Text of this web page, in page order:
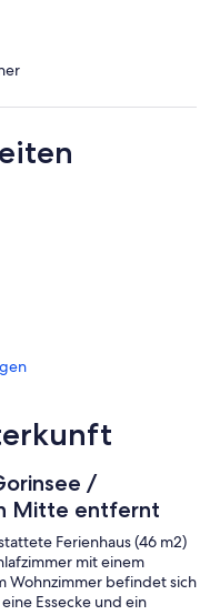
/
Mitte entfernt
Ferienhaus (46 m2)
mit einem
Wohnzimmer befindet sich
Essecke und ein